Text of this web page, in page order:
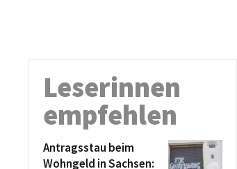
Leserinnen
empfehlen
Antragsstau beim
Wohngeld in Sachsen: